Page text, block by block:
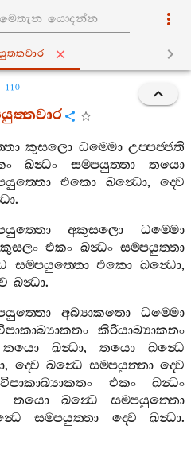
110
කුසලො ධම‍්මො උප‍්පජ‍්ජති
ඛන්‍ධං සම‍්පයුත‍්තා
තයො
එකො ඛන්‍ධො, ද‍්වෙ
.
අකුසලො
ධම‍්මො
එකං ඛන්‍ධං සම‍්පයුත‍්තා
සම‍්පයුත‍්තො එකො ඛන්‍ධො,
ඛන්‍ධා.
අබ්‍යාකතො
ධම‍්මො
කිරියාබ්‍යාකතං
තයො ඛන්‍ධා, තයො
ඛන්‍ධෙ
, ද‍්වෙ ඛන්‍ධෙ සම‍්පයුත‍්තා ද‍්වෙ
විපාකාබ්‍යාකතං එකං
ඛන්‍ධං
තයො ඛන්‍ධෙ
සම‍්පයුත‍්තො
සම‍්පයුත‍්තා ද‍්වෙ ඛන්‍ධා.